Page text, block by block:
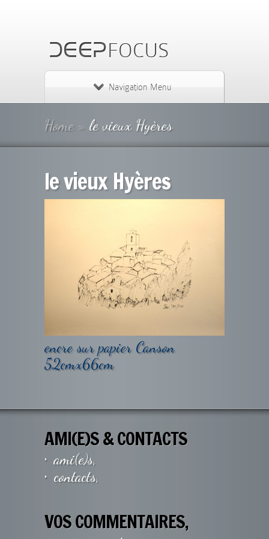
Navigation Menu
Home » le vieux Hyères
le vieux Hyères
encre sur papier Canson
52cmx66cm
AMI(E)S & CONTACTS
ami(e)s,
contacts,
VOS COMMENTAIRES,